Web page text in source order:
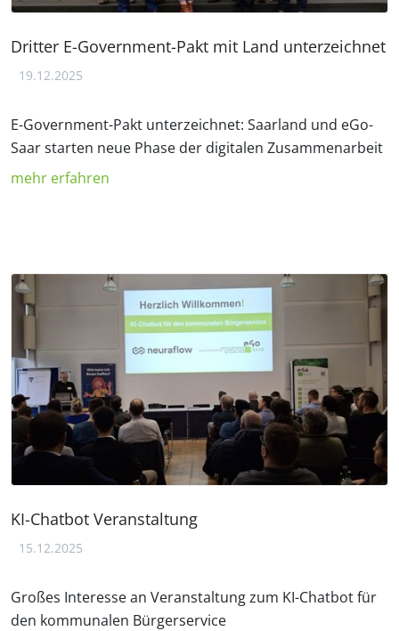
Dritter E-Government-Pakt mit Land unterzeichnet
19.12.2025
E-Government-Pakt unterzeichnet: Saarland und eGo-
Saar starten neue Phase der digitalen Zusammenarbeit
mehr erfahren
KI-Chatbot Veranstaltung
15.12.2025
Großes Interesse an Veranstaltung zum KI-Chatbot für
den kommunalen Bürgerservice